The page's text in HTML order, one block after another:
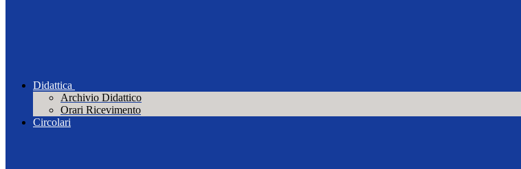
Didattica
Archivio Didattico
Orari Ricevimento
Circolari